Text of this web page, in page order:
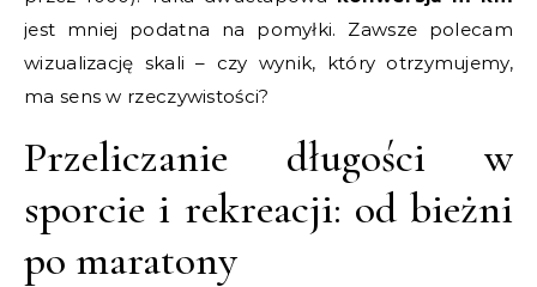
jest mniej podatna na pomyłki. Zawsze polecam
wizualizację skali – czy wynik, który otrzymujemy,
ma sens w rzeczywistości?
Przeliczanie długości w
sporcie i rekreacji: od bieżni
po maratony